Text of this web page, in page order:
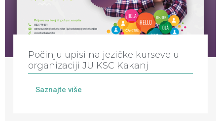
Počinju upisi na jezičke kurseve u
organizaciji JU KSC Kakanj
Saznajte više